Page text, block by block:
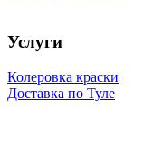
Услуги
Колеровка краски
Доставка по Туле